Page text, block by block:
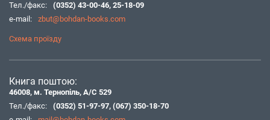
Тел./факс:
(0352) 43-00-46, 25-18-09
e-mail:
zbut@bohdan-books.com
Схема проїзду
Книга поштою:
46008, м. Тернопіль, А/С 529
Тел./факс:
(0352) 51-97-97, (067) 350-18-70